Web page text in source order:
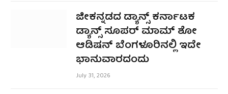
ಜೀಕನ್ನಡದ ಡ್ಯಾನ್ಸ್ ಕರ್ನಾಟಕ
ಡ್ಯಾನ್ಸ್ ಸೂಪರ್ ಮಾಮ್ ಶೋ
ಆಡಿಷನ್ ಬೆಂಗಳೂರಿನಲ್ಲಿ ಇದೇ
ಭಾನುವಾರದಂದು
July 31, 2026